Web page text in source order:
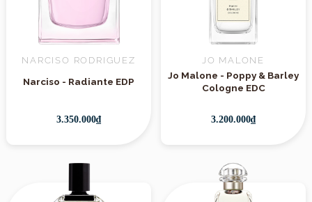
NARCISO RODRIGUEZ
Narciso - Radiante EDP
3.350.000₫
JO MALONE
Jo Malone - Poppy & Barley
Cologne EDC
3.200.000₫